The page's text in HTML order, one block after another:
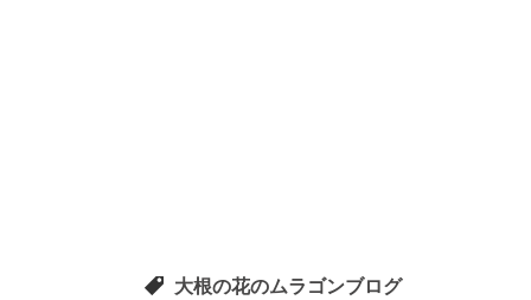
大根の花のムラゴンブログ